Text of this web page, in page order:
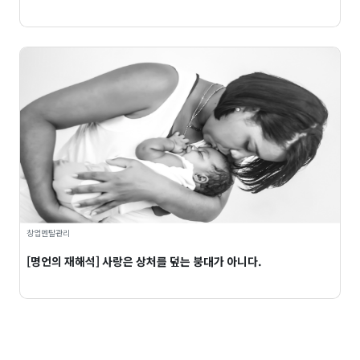
창업멘탈관리
[명언의 재해석] 사랑은 상처를 덮는 붕대가 아니다.